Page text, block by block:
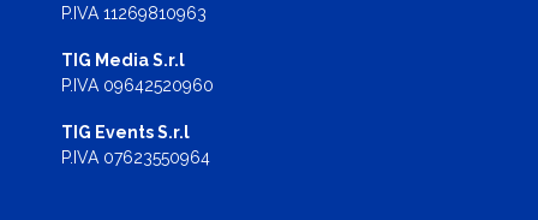
P.IVA 11269810963
TIG Media S.r.l
P.IVA 09642520960
TIG Events S.r.l
P.IVA 07623550964